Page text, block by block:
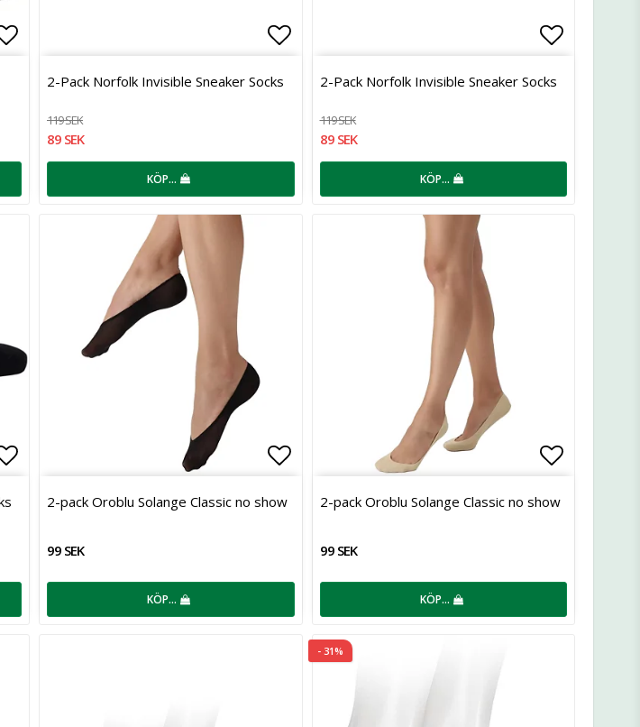
Lägg till i favoritlistan Lägg till i favoritlistan
2-Pack Norfolk Invisible Sneaker Socks
119 SEK
89 SEK
KÖP…
Lägg till
2-Pack Norfolk Invisible Sneaker Socks
119 SEK
89 SEK
KÖP…
till i favoritlistan Lägg till i favoritlistan
2-pack Oroblu Solange Classic no show
99 SEK
KÖP…
Lägg till
2-pack Oroblu Solange Classic no show
99 SEK
KÖP…
- 31%